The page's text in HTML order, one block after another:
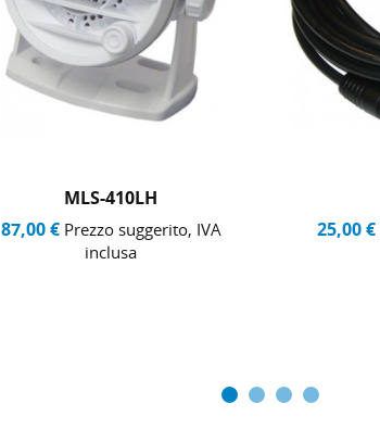
MLS-410LH
87,00 €Prezzo suggerito, IVA
inclusa
25,00 €